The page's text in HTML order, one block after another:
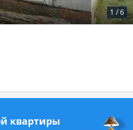
1 /6
квартиры